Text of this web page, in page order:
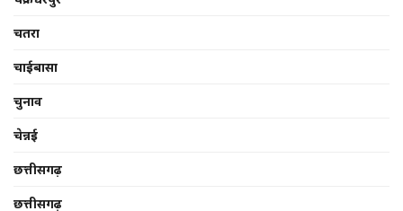
चतरा
चाईबासा
चुनाव
चेन्नई
छत्तीसगढ़
छत्तीसगढ़